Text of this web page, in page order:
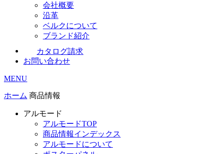
会社概要
沿革
ベルクについて
ブランド紹介
カタログ請求
お問い合わせ
MENU
ホーム 商品情報
アルモード
アルモードTOP
商品情報インデックス
アルモードについて